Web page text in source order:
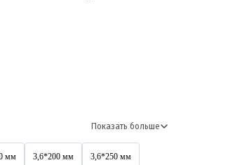
Показать больше
мм 3,6*200 мм 3,6*250 мм